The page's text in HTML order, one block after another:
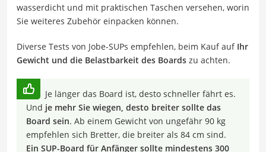
wasserdicht und mit praktischen Taschen versehen, worin
Sie weiteres Zubehör einpacken können.
Diverse Tests von Jobe-SUPs empfehlen, beim Kauf auf Ihr
Gewicht und die Belastbarkeit des Boards zu achten.
Je länger das Board ist, desto schneller fährt es.
Und je mehr Sie wiegen, desto breiter sollte das
Board sein. Ab einem Gewicht von ungefähr 90 kg
empfehlen sich Bretter, die breiter als 84 cm sind.
Ein SUP-Board für Anfänger sollte mindestens 300